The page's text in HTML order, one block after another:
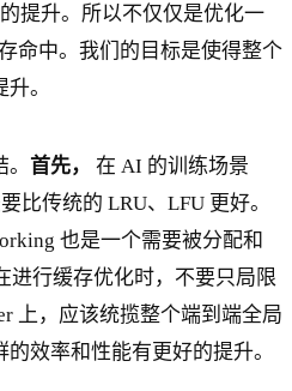
提升。所以不仅仅是优化一
命中。我们的目标是使得整个
。
首先，
在 AI 的训练场景
比传统的 LRU、LFU 更好。
也是一个需要被分配和
行缓存优化时，不要只局限
上，应该统揽整个端到端全局
效率和性能有更好的提升。